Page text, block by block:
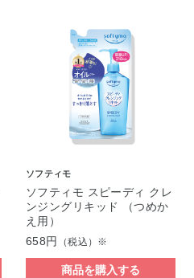
ソフティモ
ソフティモ スピーディ クレ
ンジングリキッド （つめか
え用）
658円
（税込）※
商品を購入する